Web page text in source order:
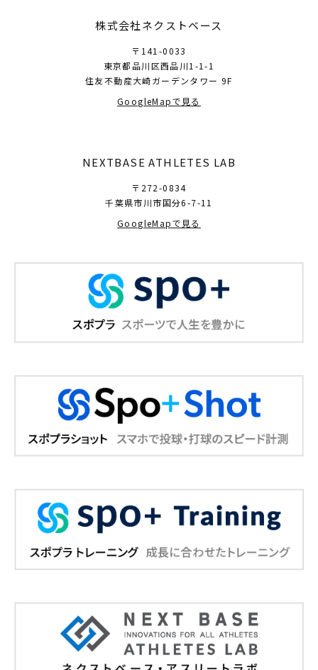
株式会社ネクストベース
〒141-0033
東京都品川区西品川1-1-1
住友不動産大崎ガーデンタワー 9F
GoogleMapで見る
NEXTBASE ATHLETES LAB
〒272-0834
千葉県市川市国分6-7-11
GoogleMapで見る